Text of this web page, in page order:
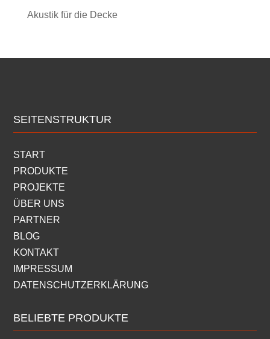
Akustik für die Decke
SEITENSTRUKTUR
START
PRODUKTE
PROJEKTE
ÜBER UNS
PARTNER
BLOG
KONTAKT
IMPRESSUM
DATENSCHUTZERKLÄRUNG
BELIEBTE PRODUKTE